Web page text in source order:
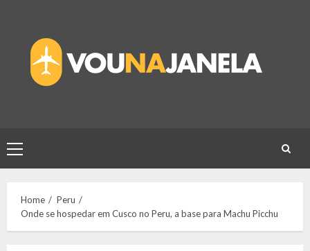
content
Primary
Menu
Home
Peru
Onde se hospedar em Cusco no Peru, a base para Machu Picchu